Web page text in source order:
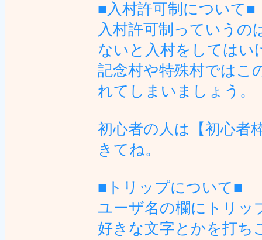
■入村許可制について■
入村許可制っていうの
ないと入村をしてはい
記念村や特殊村ではこ
れてしまいましょう。
初心者の人は【初心者
きてね。
■トリップについて■
ユーザ名の欄にトリッ
好きな文字とかを打ち